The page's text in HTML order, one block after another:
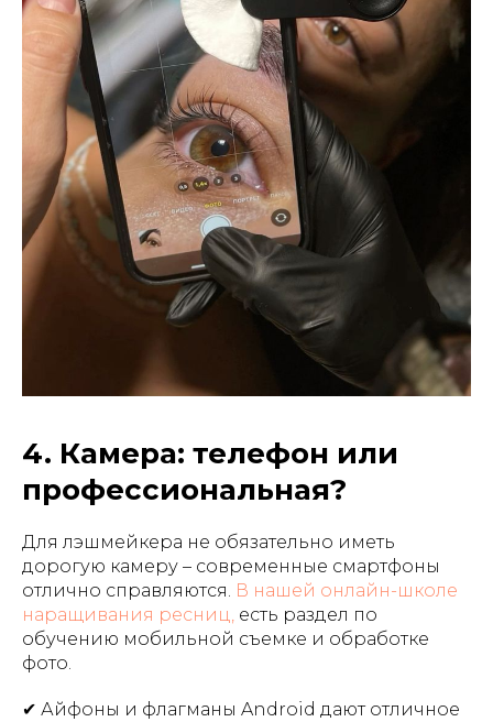
4. Камера: телефон или
профессиональная?
Для лэшмейкера не обязательно иметь
дорогую камеру – современные смартфоны
отлично справляются. В нашей онлайн-школе
наращивания ресниц, есть раздел по
обучению мобильной съемке и обработке
фото.
✔ Айфоны и флагманы Android дают отличное